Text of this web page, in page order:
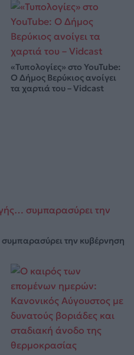
«Τυπολογίες» στο YouTube:
Ο Δήμος Βερύκιος ανοίγει
τα χαρτιά του – Vidcast
την κυβέρνηση